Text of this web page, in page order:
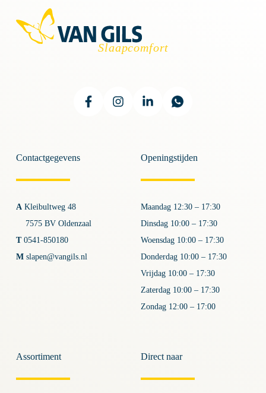
Contactgegevens
A Kleibultweg 48
7575 BV Oldenzaal
T 0541-850180
M slapen@vangils.nl
Openingstijden
Maandag 12:30 – 17:30
Dinsdag 10:00 – 17:30
Woensdag 10:00 – 17:30
Donderdag 10:00 – 17:30
Vrijdag 10:00 – 17:30
Zaterdag 10:00 – 17:30
Zondag 12:00 – 17:00
Assortiment Direct naar